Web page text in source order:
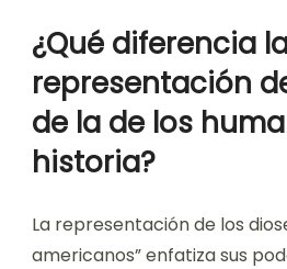
¿Qué diferencia
representación
de la de los
historia?
La representación de los
americanos” enfatiza sus